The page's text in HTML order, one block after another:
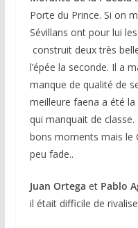
Porte du Prince. Si on
Sévillans ont pour lui
construit deux très
l’épée la seconde. Il a
manque de qualité de
meilleure faena a été
qui manquait de
bons moments mais le
peu fade..
Juan Ortega et Pablo
il était difficile de